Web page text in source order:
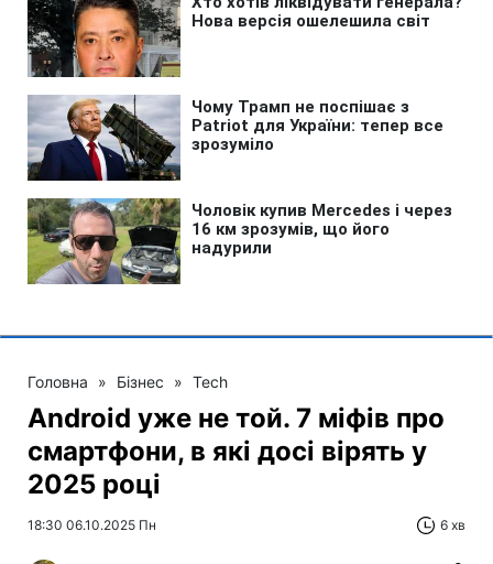
Головна » Бізнес » Tech
Android уже не той. 7 міфів про
смартфони, в які досі вірять у
2025 році
18:30 06.10.2025 Пн 6 хв